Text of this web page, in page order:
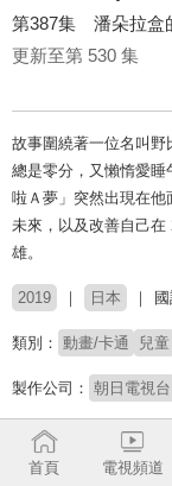
第387集 潘朵拉盒
更新至第 530 集
故事圍繞著一位名叫
總是零分，又懶惰愛
啦Ａ夢」突然出現在他
未來，以及改善自己
雄。
2019 日本
類別： 動畫/卡通 兒童
製作公司： 朝日電視台
配音： 林筱玲
原著： 藤子・F・不二雄
首頁 電視頻道